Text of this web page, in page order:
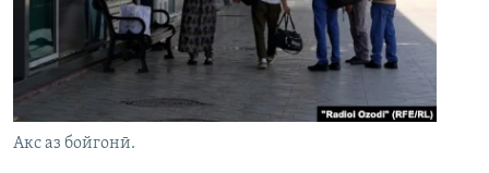
Акс аз бойгонӣ.